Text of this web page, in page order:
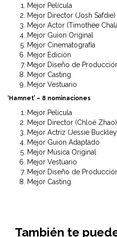
Mejor Película
Mejor Director (Josh Safdie)
Mejor Actor (Timothée
Mejor Guion Original
Mejor Cinematografía
Mejor Edición
Mejor Diseño de
Mejor Casting
Mejor Vestuario
‘Hamnet’ – 8 nominaciones
Mejor Película
Mejor Director (Chloé Zhao)
Mejor Actriz (Jessie
Mejor Guion Adaptado
Mejor Música Original
Mejor Vestuario
Mejor Diseño de
Mejor Casting
También te